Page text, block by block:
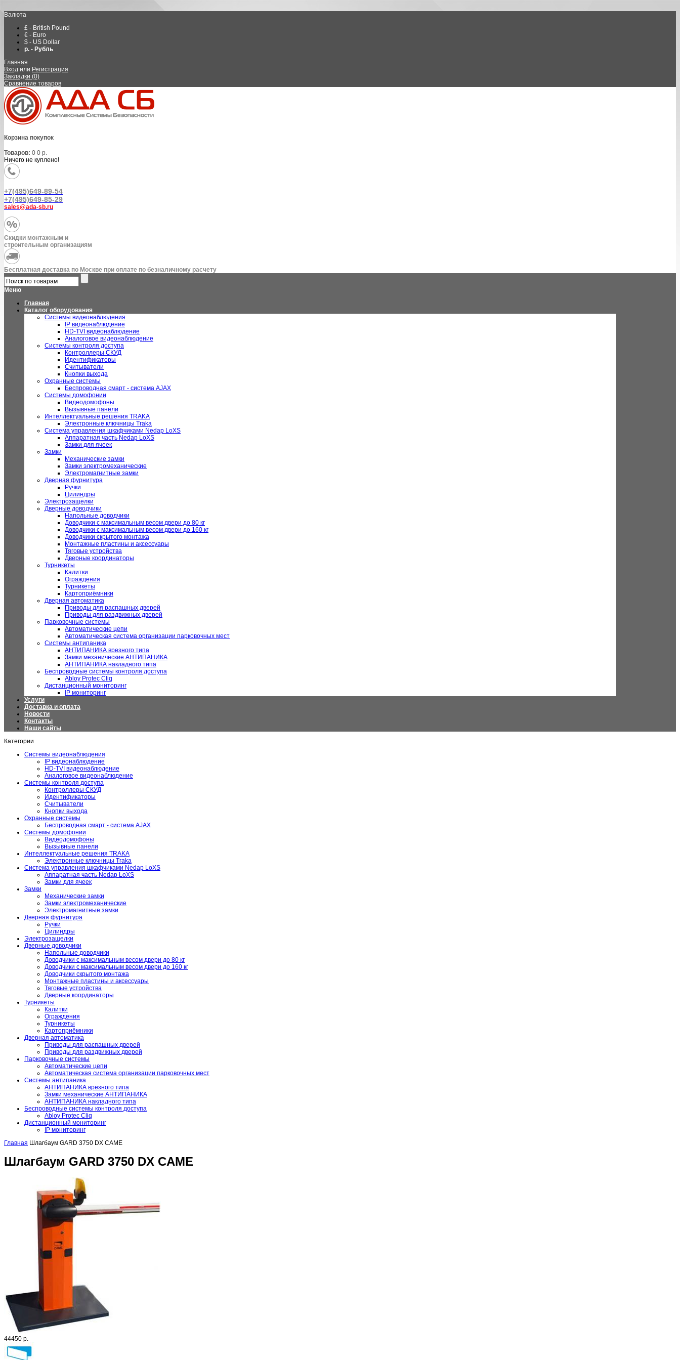
Валюта
£ - British Pound
€ - Euro
$ - US Dollar
р. - Рубль
Главная
Вход или Регистрация
Закладки (0)
Сравнение товаров
Корзина покупок
Товаров: 0 0 р.
Ничего не куплено!
+7(495)649-89-54
+7(495)649-85-29
sales@ada-sb.ru
Скидки монтажным и
строительным организациям
Бесплатная доставка по Москве при оплате по безналичному расчету
Меню
Главная
Каталог оборудования
Системы видеонаблюдения
IP видеонаблюдение
HD-TVI видеонаблюдение
Аналоговое видеонаблюдение
Системы контроля доступа
Контроллеры СКУД
Идентификаторы
Считыватели
Кнопки выхода
Охранные системы
Беспроводная смарт - система AJAX
Системы домофонии
Видеодомофоны
Вызывные панели
Интеллектуальные решения TRAKA
Электронные ключницы Traka
Система управления шкафчиками Nedap LoXS
Аппаратная часть Nedap LoXS
Замки для ячеек
Замки
Механические замки
Замки электромеханические
Электромагнитные замки
Дверная фурнитура
Ручки
Цилиндры
Электрозащелки
Дверные доводчики
Напольные доводчики
Доводчики с максимальным весом двери до 80 кг
Доводчики с максимальным весом двери до 160 кг
Доводчики скрытого монтажа
Монтажные пластины и аксессуары
Тяговые устройства
Дверные координаторы
Турникеты
Калитки
Ограждения
Турникеты
Картоприёмники
Дверная автоматика
Приводы для распашных дверей
Приводы для раздвижных дверей
Парковочные системы
Автоматические цепи
Автоматическая система организации парковочных мест
Системы антипаника
АНТИПАНИКА врезного типа
Замки механические АНТИПАНИКА
АНТИПАНИКА накладного типа
Беспроводные системы контроля доступа
Abloy Protec Cliq
Дистанционный мониторинг
IP мониторинг
Услуги
Доставка и оплата
Новости
Контакты
Наши сайты
Категории
Системы видеонаблюдения
IP видеонаблюдение
HD-TVI видеонаблюдение
Аналоговое видеонаблюдение
Системы контроля доступа
Контроллеры СКУД
Идентификаторы
Считыватели
Кнопки выхода
Охранные системы
Беспроводная смарт - система AJAX
Системы домофонии
Видеодомофоны
Вызывные панели
Интеллектуальные решения TRAKA
Электронные ключницы Traka
Система управления шкафчиками Nedap LoXS
Аппаратная часть Nedap LoXS
Замки для ячеек
Замки
Механические замки
Замки электромеханические
Электромагнитные замки
Дверная фурнитура
Ручки
Цилиндры
Электрозащелки
Дверные доводчики
Напольные доводчики
Доводчики с максимальным весом двери до 80 кг
Доводчики с максимальным весом двери до 160 кг
Доводчики скрытого монтажа
Монтажные пластины и аксессуары
Тяговые устройства
Дверные координаторы
Турникеты
Калитки
Ограждения
Турникеты
Картоприёмники
Дверная автоматика
Приводы для распашных дверей
Приводы для раздвижных дверей
Парковочные системы
Автоматические цепи
Автоматическая система организации парковочных мест
Системы антипаника
АНТИПАНИКА врезного типа
Замки механические АНТИПАНИКА
АНТИПАНИКА накладного типа
Беспроводные системы контроля доступа
Abloy Protec Cliq
Дистанционный мониторинг
IP мониторинг
Главная Шлагбаум GARD 3750 DX CAME
Шлагбаум GARD 3750 DX CAME
44450 р.